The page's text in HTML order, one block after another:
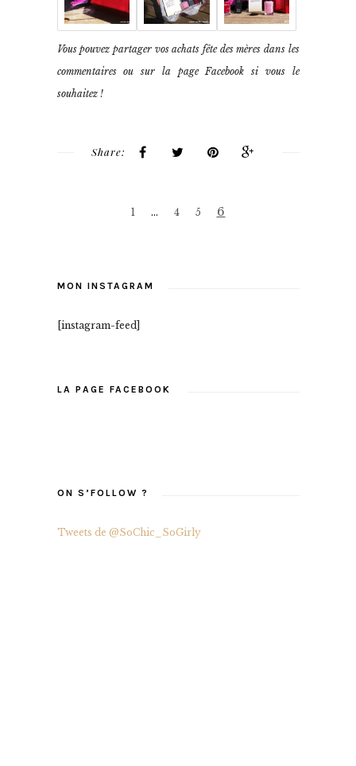
Vous pouvez partager vos achats fête des mères dans les
commentaires ou sur la page Facebook si vous le
souhaitez !
Share:
1 … 4 5 6
MON INSTAGRAM
[instagram-feed]
LA PAGE FACEBOOK
ON S’FOLLOW ?
Tweets de @SoChic_SoGirly